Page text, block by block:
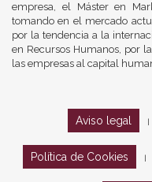
empresa, el Máster en
tomando en el mercado
por la tendencia a la
en Recursos Humanos, por
las empresas al capital
Aviso legal
Política de Cookies